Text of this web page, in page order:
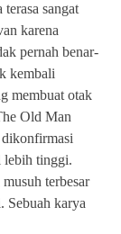
sangat
karena
pernah benar-
kembali
membuat otak
Old Man
lebih tinggi.
terbesar
Sebuah karya